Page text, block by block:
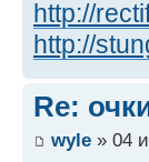
http://
http://
Re:
wyle » 04